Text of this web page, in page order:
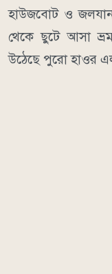
হাউজবোট ও জলযান
থেকে ছুটে আসা
উঠেছে পুরো হাওর